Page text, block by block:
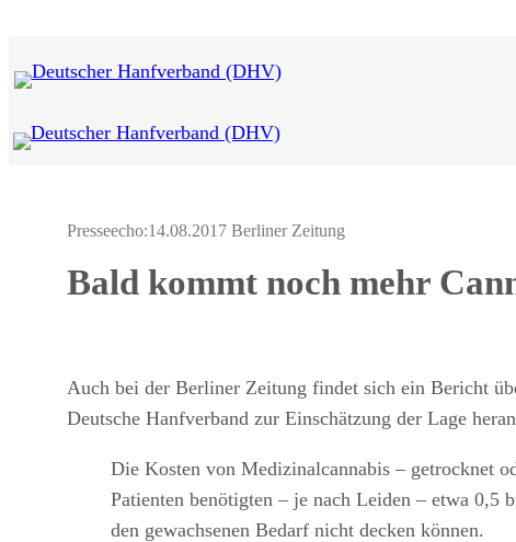
springen
Presseecho:14.08.2017 Berliner Zeitung
Bald kommt noch mehr
Auch bei der Berliner Zeitung findet sich ein Bericht
Deutsche Hanfverband zur Einschätzung der Lage
Die Kosten von Medizinalcannabis – getrocknet
Patienten benötigten – je nach Leiden – etwa 0,5
den gewachsenen Bedarf nicht decken können.